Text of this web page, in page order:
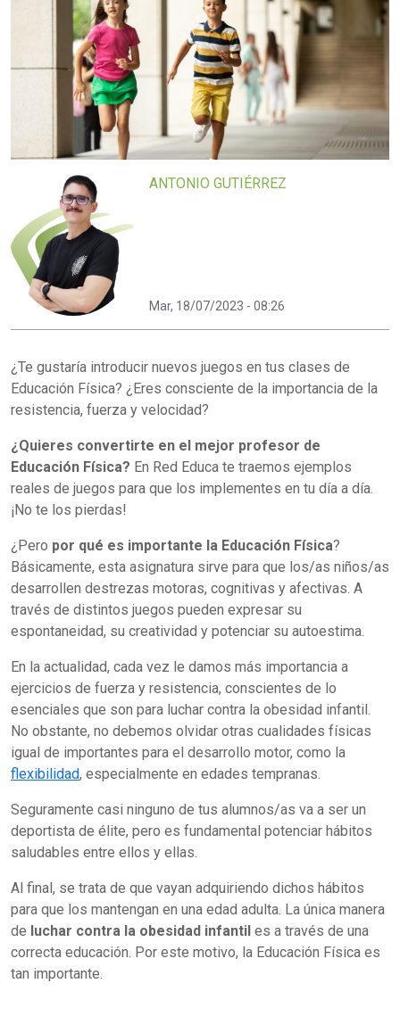
ANTONIO GUTIÉRREZ
Mar, 18/07/2023 - 08:26
¿Te gustaría introducir nuevos juegos en tus clases de
Educación Física? ¿Eres consciente de la importancia de la
resistencia, fuerza y velocidad?
¿Quieres convertirte en el mejor profesor de
Educación Física? En Red Educa te traemos ejemplos
reales de juegos para que los implementes en tu día a día.
¡No te los pierdas!
¿Pero por qué es importante la Educación Física?
Básicamente, esta asignatura sirve para que los/as niños/as
desarrollen destrezas motoras, cognitivas y afectivas. A
través de distintos juegos pueden expresar su
espontaneidad, su creatividad y potenciar su autoestima.
En la actualidad, cada vez le damos más importancia a
ejercicios de fuerza y resistencia, conscientes de lo
esenciales que son para luchar contra la obesidad infantil.
No obstante, no debemos olvidar otras cualidades físicas
igual de importantes para el desarrollo motor, como la
flexibilidad, especialmente en edades tempranas.
Seguramente casi ninguno de tus alumnos/as va a ser un
deportista de élite, pero es fundamental potenciar hábitos
saludables entre ellos y ellas.
Al final, se trata de que vayan adquiriendo dichos hábitos
para que los mantengan en una edad adulta. La única manera
de luchar contra la obesidad infantil es a través de una
correcta educación. Por este motivo, la Educación Física es
tan importante.